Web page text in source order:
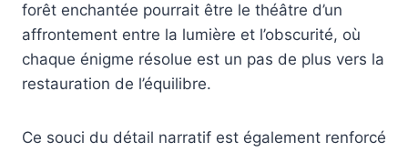
forêt enchantée pourrait être le théâtre d’un
affrontement entre la lumière et l’obscurité, où
chaque énigme résolue est un pas de plus vers la
restauration de l’équilibre.
Ce souci du détail narratif est également renforcé